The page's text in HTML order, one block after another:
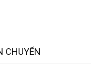
CHUYỂN